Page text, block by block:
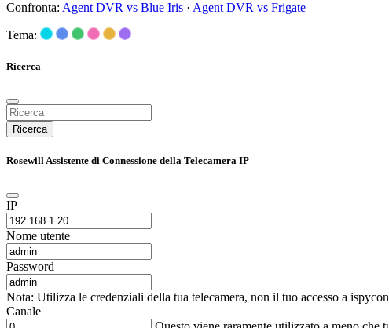
Confronta: Agent DVR vs Blue Iris · Agent DVR vs Frigate
Tema:
Ricerca
Ricerca
Rosewill Assistente di Connessione della Telecamera IP
IP
Nome utente
Password
Nota: Utilizza le credenziali della tua telecamera, non il tuo accesso a
Canale